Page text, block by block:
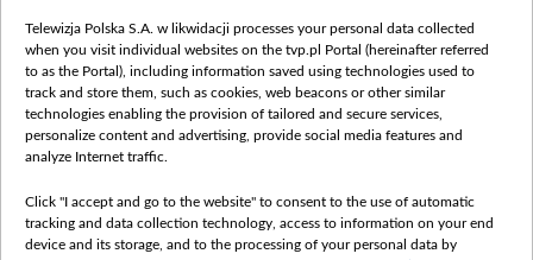
Бяспека
Youtube
Белсат news
Белсат Shorts
Жэстачайшы мульт
Belsat English
Telewizja Polska S.A. w likwidacji processes your personal data collected
when you visit individual websites on the tvp.pl Portal (hereinafter referred
to as the Portal), including information saved using technologies used to
track and store them, such as cookies, web beacons or other similar
technologies enabling the provision of tailored and secure services,
personalize content and advertising, provide social media features and
analyze Internet traffic.
Click "I accept and go to the website" to consent to the use of automatic
tracking and data collection technology, access to information on your end
device and its storage, and to the processing of your personal data by